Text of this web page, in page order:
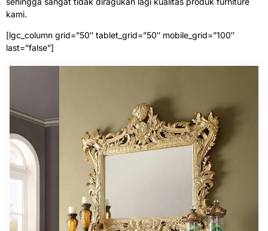
kami.
[lgc_column grid=”50″ tablet_grid=”50″ mobile_grid=”100″
last=”false”]